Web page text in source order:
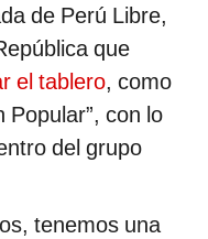
de Perú Libre,
que
el tablero, como
Popular”, con lo
del grupo
tenemos una